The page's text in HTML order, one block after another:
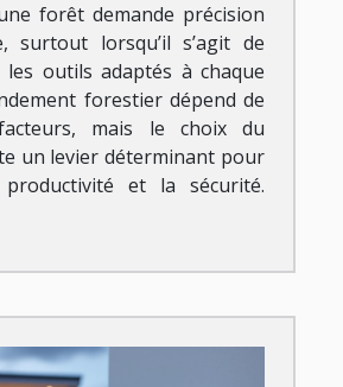
forêt demande précision
surtout lorsqu’il s’agit de
les outils adaptés à chaque
forestier dépend de
mais le choix du
un levier déterminant pour
et la sécurité.